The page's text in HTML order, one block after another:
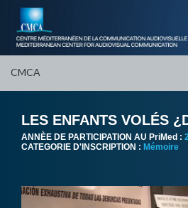
CMCA
LES ENFANTS VOLÉS
ANNÈE DE PARTICIPATION AU PriMed :
CATEGORIE D'INSCRIPTION : Mémoire